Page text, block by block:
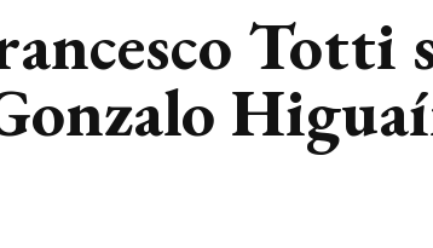
Totti